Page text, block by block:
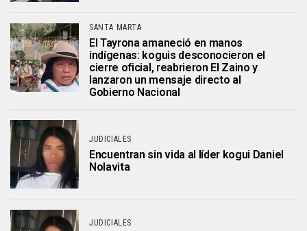
SANTA MARTA
El Tayrona amaneció en manos
indígenas: koguis desconocieron el
cierre oficial, reabrieron El Zaino y
lanzaron un mensaje directo al
Gobierno Nacional
JUDICIALES
Encuentran sin vida al líder kogui Daniel
Nolavita
JUDICIALES